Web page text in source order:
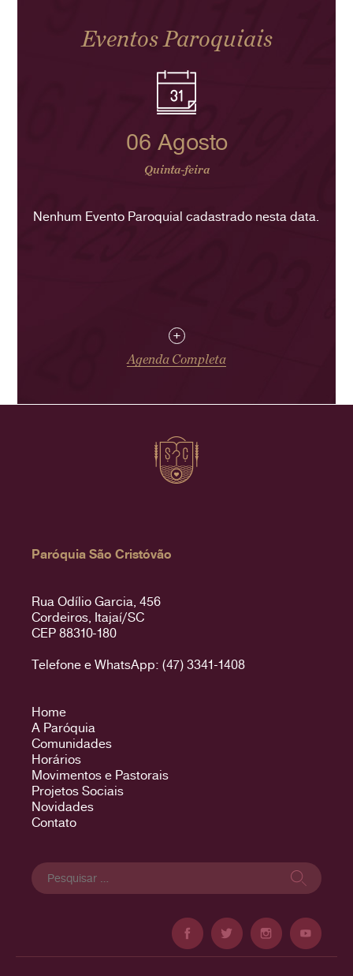
Eventos Paroquiais
06 Agosto
Quinta-feira
Nenhum Evento Paroquial cadastrado nesta data.
+
Agenda Completa
Paróquia São Cristóvão
Rua Odílio Garcia, 456
Cordeiros, Itajaí/SC
CEP 88310-180
Telefone e WhatsApp: (47) 3341-1408
Home
A Paróquia
Comunidades
Horários
Movimentos e Pastorais
Projetos Sociais
Novidades
Contato
Pesquisar
por: